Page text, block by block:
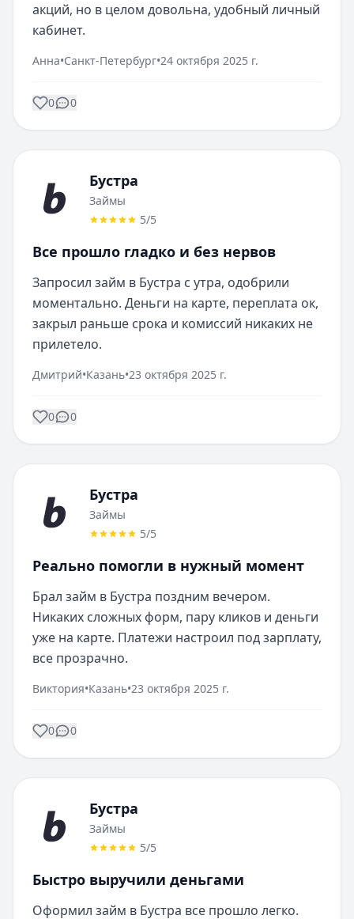
акций, но в целом довольна, удобный личный
кабинет.
Анна•Санкт-Петербург•24 октября 2025 г.
0 0
Бустра
Займы
5/5
Все прошло гладко и без нервов
Запросил займ в Бустра с утра, одобрили
моментально. Деньги на карте, переплата ок,
закрыл раньше срока и комиссий никаких не
прилетело.
Дмитрий•Казань•23 октября 2025 г.
0 0
Бустра
Займы
5/5
Реально помогли в нужный момент
Брал займ в Бустра поздним вечером.
Никаких сложных форм, пару кликов и деньги
уже на карте. Платежи настроил под зарплату,
все прозрачно.
Виктория•Казань•23 октября 2025 г.
0 0
Бустра
Займы
5/5
Быстро выручили деньгами
Оформил займ в Бустра все прошло легко.